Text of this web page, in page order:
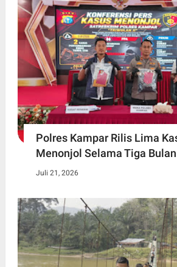
Polres Kampar Rilis Lima
Menonjol Selama Tiga
Juli 21, 2026